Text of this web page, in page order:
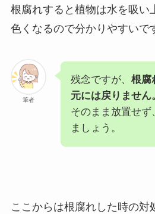
根腐れすると植物は水を吸い
色くなるので分かりやすいで
筆者
残念ですが、 根腐
元には戻りません
そのまま放置せず
ましょう。
ここからは根腐れした時の対